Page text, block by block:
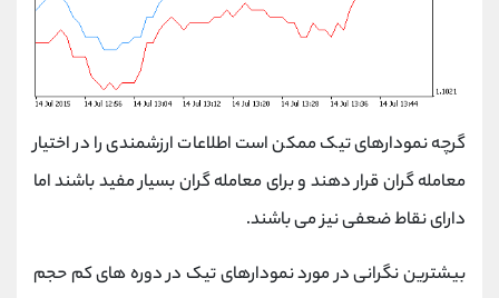
گرچه نمودارهای تیک ممکن است اطلاعات ارزشمندی را در اختیار
معامله گران قرار دهند و برای معامله گران بسیار مفید باشند اما
دارای نقاط ضعفی نیز می باشند.
بیشترین نگرانی در مورد نمودارهای تیک در دوره های کم حجم